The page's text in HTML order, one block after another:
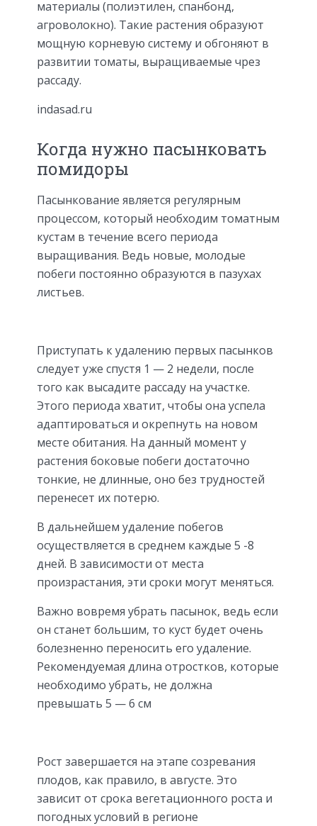
материалы (полиэтилен, спанбонд,
агроволокно). Такие растения образуют
мощную корневую систему и обгоняют в
развитии томаты, выращиваемые чрез
рассаду.
indasad.ru
Когда нужно пасынковать
помидоры
Пасынкование является регулярным
процессом, который необходим томатным
кустам в течение всего периода
выращивания. Ведь новые, молодые
побеги постоянно образуются в пазухах
листьев.
Приступать к удалению первых пасынков
следует уже спустя 1 — 2 недели, после
того как высадите рассаду на участке.
Этого периода хватит, чтобы она успела
адаптироваться и окрепнуть на новом
месте обитания. На данный момент у
растения боковые побеги достаточно
тонкие, не длинные, оно без трудностей
перенесет их потерю.
В дальнейшем удаление побегов
осуществляется в среднем каждые 5 -8
дней. В зависимости от места
произрастания, эти сроки могут меняться.
Важно вовремя убрать пасынок, ведь если
он станет большим, то куст будет очень
болезненно переносить его удаление.
Рекомендуемая длина отростков, которые
необходимо убрать, не должна
превышать 5 — 6 см
Рост завершается на этапе созревания
плодов, как правило, в августе. Это
зависит от срока вегетационного роста и
погодных условий в регионе